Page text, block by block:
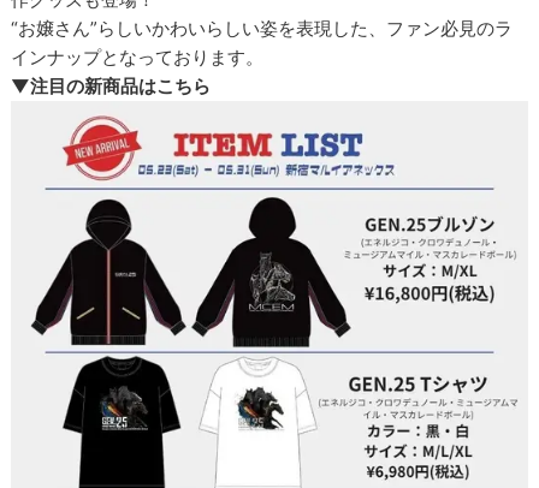
“お嬢さん”らしいかわいらしい姿を表現した、ファン必見のラ
インナップとなっております。
▼注目の新商品はこちら